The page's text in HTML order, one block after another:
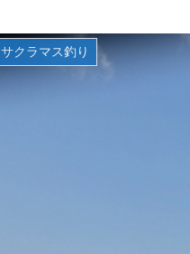
サクラマス釣り